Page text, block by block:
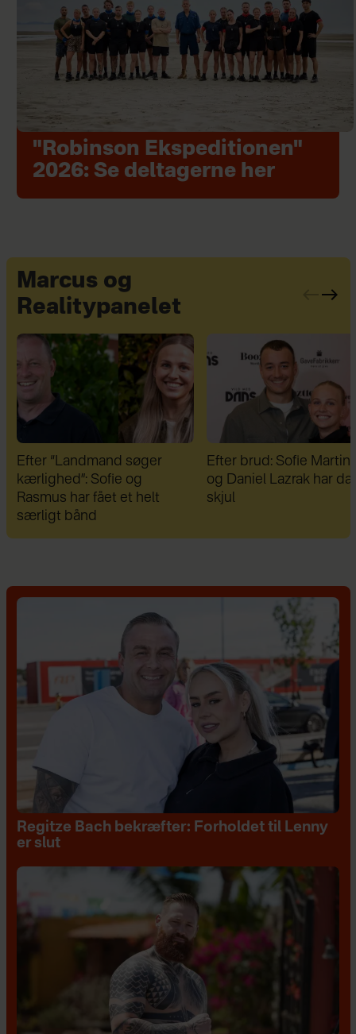
"Robinson Ekspeditionen"
2026: Se deltagerne her
Marcus og
Realitypanelet
Efter brud: Sofie Martinusen
og Daniel Lazrak har datet i
skjul
Therese Glahn blev
for voldsom mobning:
"Dansen blev min
Regitze Bach bekræfter: Forholdet til Lenny
er slut